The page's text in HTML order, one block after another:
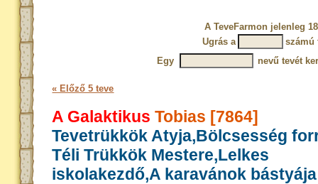
A TeveFarmon jelenleg
Ugrás a
számú
Egy
nevű tevét
« Előző 5 teve
A Galaktikus Tobias [7864]
Tevetrükkök Atyja,Bölcsesség
Téli Trükkök Mestere,Lelkes
iskolakezdő,A karavánok bástyája